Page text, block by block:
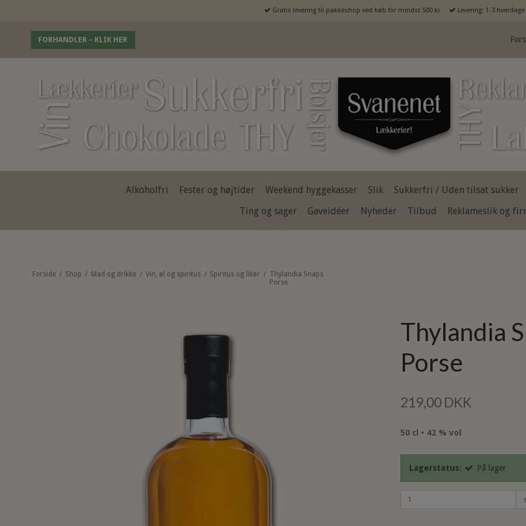
Gratis levering til pakkeshop ved køb for mindst 500 kr Levering: 1-3 hverdage
FORHANDLER – KLIK HER
Alkoholfri Fester og højtider Weekend hyggekasser Slik Sukkerfri / Uden tilsat sukker
Ting og sager
Gaveidéer Nyheder Tilbud Reklameslik og
Forside / Shop / Mad og drikke / Vin, øl og spiritus / Spiritus og likør / Thylandia Snaps
Porse
Thylandia
Porse
219,00 DKK
50 cl • 42 % vol
Lagerstatus: På lager